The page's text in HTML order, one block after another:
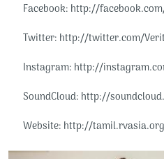
Facebook: http://
Twitter: http://twitter.com/
Instagram: http://
SoundCloud: http://
Website: http://tamil.rvasia.org​​